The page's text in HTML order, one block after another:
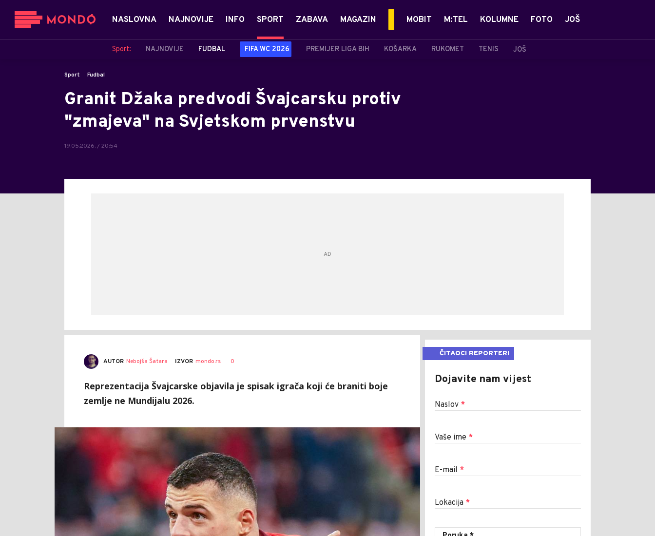
NASLOVNA NAJNOVIJE INFO SPORT
Sport: NAJNOVIJE FUDBAL FIFA WC 2026 PREMIJER LIGA BIH KOŠARKA RUKOMET TENIS JOŠ
ZABAVA MAGAZIN MOBIT M:TEL KOLUMNE FOTO JOŠ
Sport Fudbal
Granit Džaka predvodi Švajcarsku protiv
"zmajeva" na Svjetskom prvenstvu
19.05.2026. / 20:54
AUTOR Nebojša Šatara IZVOR mondo.rs 0
Reprezentacija Švajcarske objavila je spisak igrača koji će braniti boje
zemlje ne Mundijalu 2026.
ČITAOCI REPORTERI
Dojavite nam vijest
Naslov *
Vaše ime *
E-mail *
Lokacija *